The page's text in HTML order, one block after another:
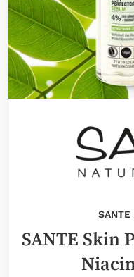
SANTE
SANTE Skin